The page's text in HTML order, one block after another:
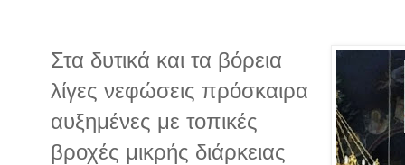
Στα δυτικά και τα βόρεια
λίγες νεφώσεις πρόσκαιρα
αυξημένες με τοπικές
βροχές μικρής διάρκειας